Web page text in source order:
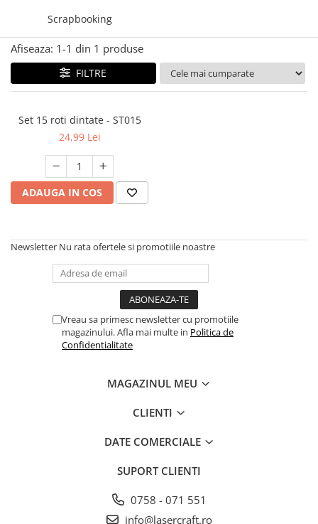
Rame foto
Suporturi decoupage, placute
pirogravura
Scrapbooking
Afiseaza: 1-1 din 1 produse
FILTRE
Set 15 roti dintate - ST015
24,99 Lei
ADAUGA IN COS
Newsletter Nu rata ofertele si promotiile noastre
Vreau sa primesc newsletter cu promotiile
magazinului. Afla mai multe in Politica de
Confidentialitate
MAGAZINUL MEU
CLIENTI
DATE COMERCIALE
SUPORT CLIENTI
0758 - 071 551
info@lasercraft.ro